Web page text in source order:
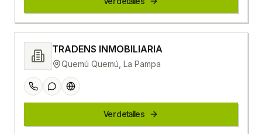
TRADENS INMOBILIARIA
Quemú Quemú, La Pampa
Ver detalles